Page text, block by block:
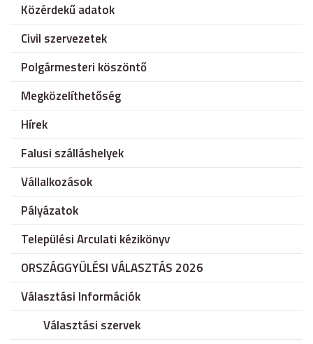
Közérdekű adatok
Civil szervezetek
Polgármesteri köszöntő
Megközelíthetőség
Hírek
Falusi szálláshelyek
Vállalkozások
Pályázatok
Települési Arculati kézikönyv
ORSZÁGGYÜLÉSI VÁLASZTÁS 2026
Választási Információk
Választási szervek